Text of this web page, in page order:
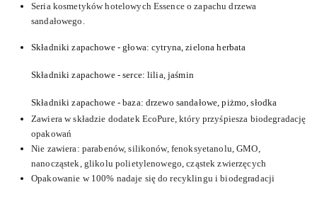
Seria kosmetyków hotelowych Essence o zapachu drzewa
sandałowego.
Składniki zapachowe - głowa: cytryna, zielona herbata
Składniki zapachowe - serce: lilia, jaśmin
Składniki zapachowe - baza: drzewo sandałowe, piżmo, słodka
Zawiera w składzie dodatek EcoPure, który przyśpiesza biodegradację
opakowań
Nie zawiera: parabenów, silikonów, fenoksyetanolu, GMO,
nanocząstek, glikolu polietylenowego, cząstek zwierzęcych
Opakowanie w 100% nadaje się do recyklingu i biodegradacji